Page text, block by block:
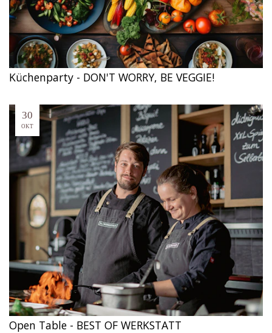
Küchenparty - DON'T WORRY, BE VEGGIE!
30
OKT
Open Table - BEST OF WERKSTATT